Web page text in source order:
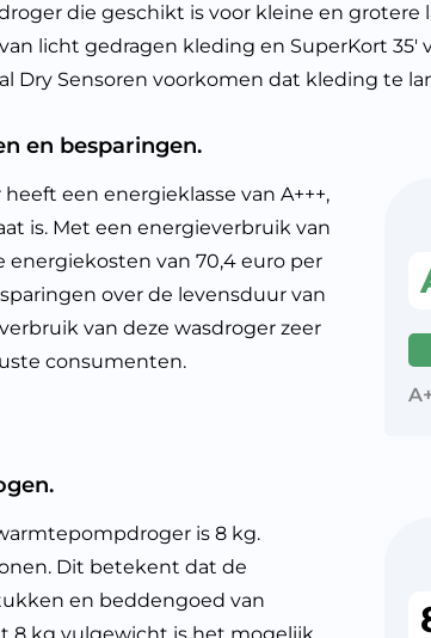
die geschikt is voor kleine en grotere
licht gedragen kleding en SuperKort
Dry Sensoren voorkomen dat kleding te
en besparingen.
een energieklasse van A+++,
is. Met een energieverbruik van
energiekosten van 70,4 euro per
over de levensduur van
van deze wasdroger zeer
consumenten.
is 8 kg.
Dit betekent dat de
en beddengoed van